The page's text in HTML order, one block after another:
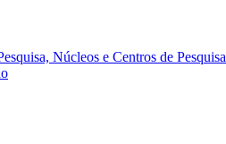
Núcleos e Centros de Pesquisa